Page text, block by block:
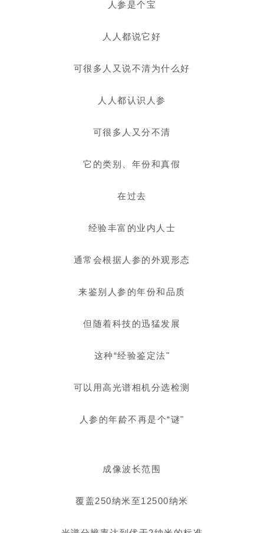
人参是个宝
人人都说它好
可很多人又说不清为什么好
人人都认识人参
可很多人又分不清
它的类别、年份和真假
在过去
经验丰富的业内人士
通常会根据人参的外观形态
来鉴别人参的年份和品质
但随着科技的迅猛发展
这种“经验鉴定法"
可以用高光谱相机分选检测
人参的年龄不再是个“谜"
成像波长范围
覆盖250纳米至12500纳米